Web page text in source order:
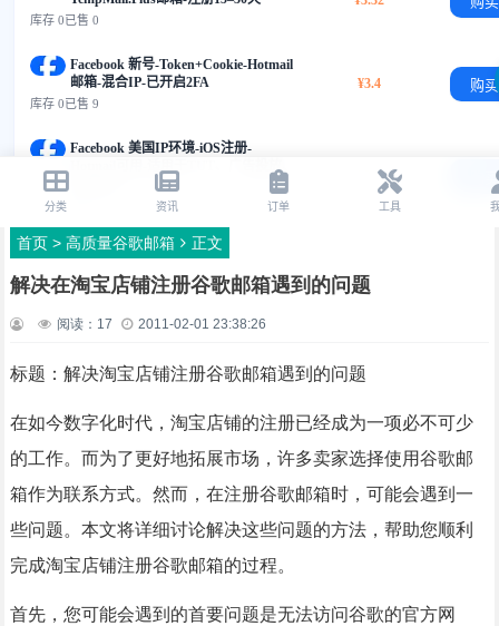
首页> 高质量谷歌邮箱 正文
解决在淘宝店铺注册谷歌邮箱遇到的问题
阅读： 17 2011-02-01 23:38:26
标题：解决淘宝店铺注册谷歌邮箱遇到的问题
在如今数字化时代，淘宝店铺的注册已经成为一项必不可少
的工作。而为了更好地拓展市场，许多卖家选择使用谷歌邮
箱作为联系方式。然而，在注册谷歌邮箱时，可能会遇到一
些问题。本文将详细讨论解决这些问题的方法，帮助您顺利
完成淘宝店铺注册谷歌邮箱的过程。
首先，您可能会遇到的首要问题是无法访问谷歌的官方网